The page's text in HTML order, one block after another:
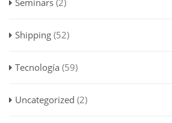
Seminars (2)
Shipping (52)
Tecnología (59)
Uncategorized (2)